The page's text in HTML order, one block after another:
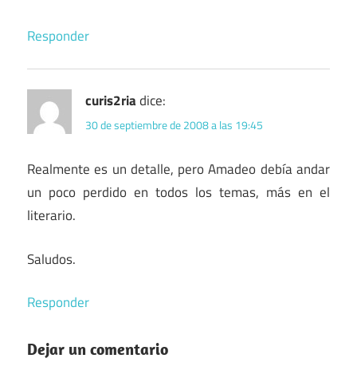
Responder
curis2riadice:
30 de septiembre de 2008 a las 19:45
Realmente es un detalle, pero Amadeo debía andar
un poco perdido en todos los temas, más en el
literario.
Saludos.
Responder
Dejar un comentario